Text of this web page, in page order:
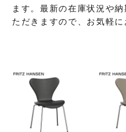
ます。最新の在庫状況や
ただきますので、お気軽に